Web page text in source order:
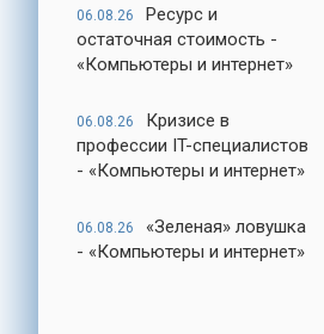
06.08.26
Ресурс и
остаточная стоимость -
«Компьютеры и интернет»
06.08.26
Кризисе в
профессии IT-специалистов
- «Компьютеры и интернет»
06.08.26
«Зеленая» ловушка
- «Компьютеры и интернет»